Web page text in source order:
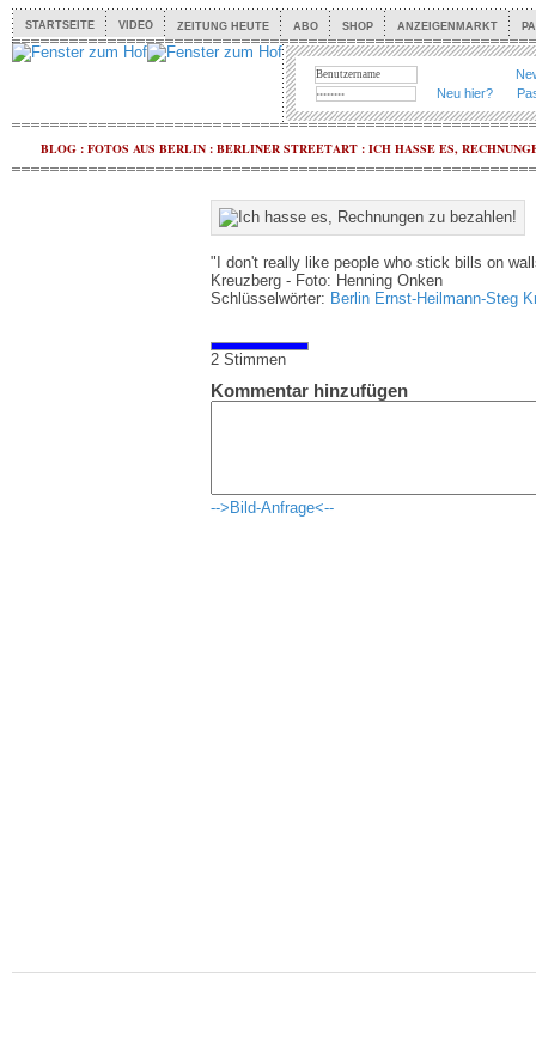
STARTSEITE VIDEO ZEITUNG HEUTE ABO SHOP ANZEIGENMARKT
Neu hier?
BLOG : FOTOS AUS BERLIN : BERLINER STREETART : ICH HASSE ES,
"I don't really like people who stick bills on
Kreuzberg - Foto: Henning Onken
Schlüsselwörter: Berlin Ernst-Heilmann-Steg
2 Stimmen
Kommentar hinzufügen
-->Bild-Anfrage<--